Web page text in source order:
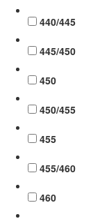
440/445
445/450
450
450/455
455
455/460
460